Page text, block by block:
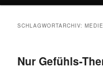
SCHLAGWORTARCHIV:
Nur Gefühls-